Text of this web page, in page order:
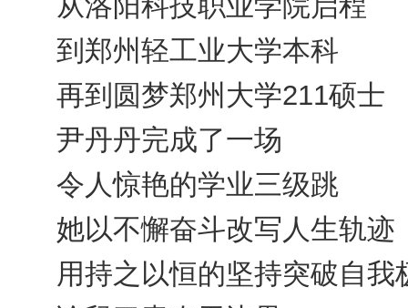
到郑州轻工业大学本科
再到圆梦郑州大学211硕士
尹丹丹完成了一场
令人惊艳的学业三级跳
她以不懈奋斗改写人生轨迹
用持之以恒的坚持突破自我